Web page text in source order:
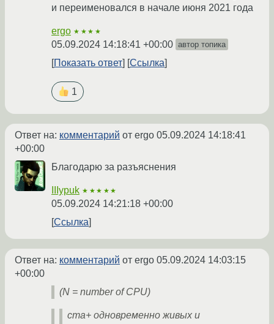
и переименовался в начале июня 2021 года
ergo ★★★★
05.09.2024 14:18:41 +00:00 автор топика
Показать ответ Ссылка
1
Ответ на: комментарий от ergo 05.09.2024 14:18:41
+00:00
Благодарю за разъяснения
IIIypuk ★★★★★
05.09.2024 14:21:18 +00:00
Ссылка
Ответ на: комментарий от ergo 05.09.2024 14:03:15
+00:00
(N = number of CPU)
ста+ одновременно живых и